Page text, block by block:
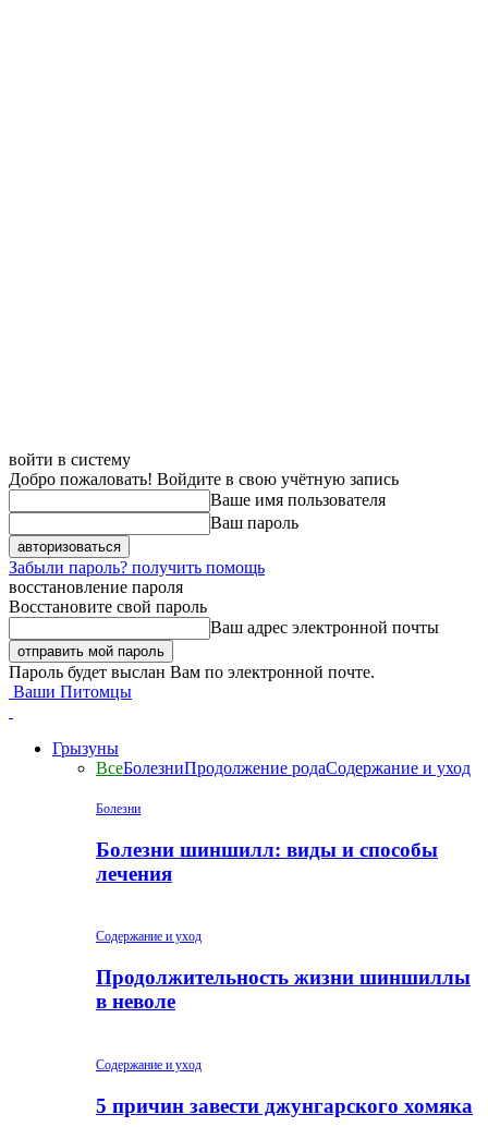
войти в систему
Добро пожаловать! Войдите в свою учётную запись
Ваше имя пользователя
Ваш пароль
Забыли пароль? получить помощь
восстановление пароля
Восстановите свой пароль
Ваш адрес электронной почты
Пароль будет выслан Вам по электронной почте.
Ваши Питомцы
Грызуны
ВсеБолезниПродолжение родаСодержание и уход
Болезни
Болезни шиншилл: виды и способы
лечения
Содержание и уход
Продолжительность жизни шиншиллы
в неволе
Содержание и уход
5 причин завести джунгарского хомяка